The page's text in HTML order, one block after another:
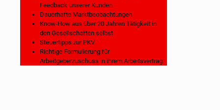
Feedback unserer Kunden
Dauerhafte Marktbeobachtungen
Know-How aus über 20 Jahren Tätigkeit in
den Gesellschaften selbst
Steuertipps zur PKV
Richtige Formulierung für
Arbeitgeberzuschuss in ihrem Arbeitsvertrag